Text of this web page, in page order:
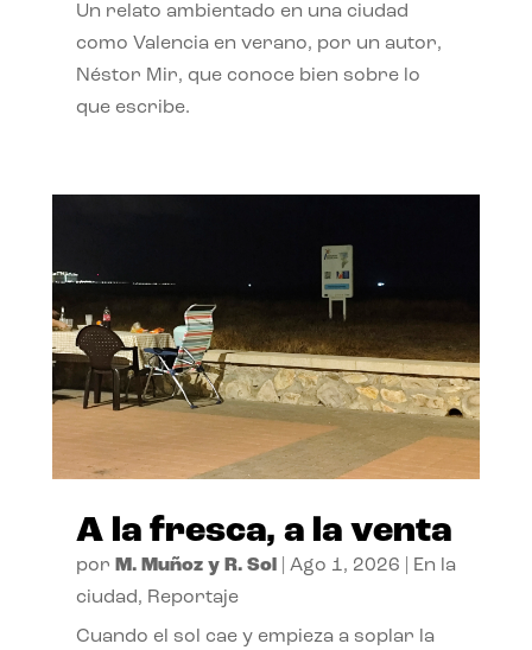
Un relato ambientado en una ciudad
como Valencia en verano, por un autor,
Néstor Mir, que conoce bien sobre lo
que escribe.
A la fresca, a la venta
por M. Muñoz y R. Sol| Ago 1, 2026
En la
ciudad, Reportaje
Cuando el sol cae y empieza a soplar la